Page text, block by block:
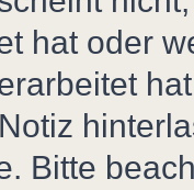
hat oder
Bitte